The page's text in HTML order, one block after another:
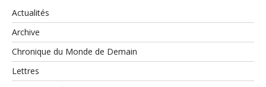
Actualités
Archive
Chronique du Monde de Demain
Lettres